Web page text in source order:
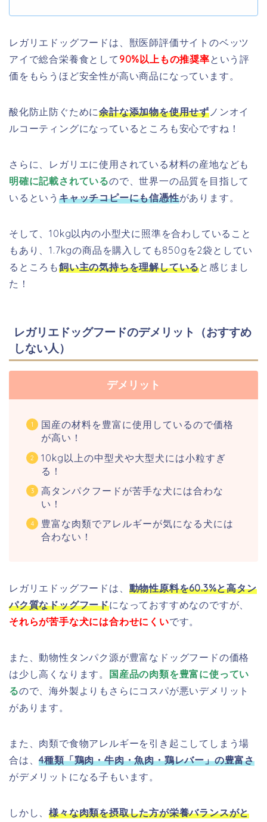
レガリエドッグフードは、獣医師評価サイトのベッツ
アイで総合栄養食として 90%以上もの推奨率という評
価をもらうほど安全性が高い商品になっています。
酸化防止防ぐために余計な添加物を使用せずノンオイ
ルコーティングになっているところも安心ですね！
さらに、レガリエに使用されている材料の産地なども
明確に記載されているので、世界一の品質を目指して
いるという キャッチコピーにも信憑性があります。
そして、10kg以内の小型犬に照準を合わしていること
もあり、1.7kgの商品を購入しても850gを2袋としてい
るところも飼い主の気持ちを理解していると感じまし
た！
レガリエドッグフードのデメリット（おすすめ
しない人）
デメリット
国産の材料を豊富に使用しているので価格
が高い！
10kg以上の中型犬や大型犬には小粒すぎ
る！
高タンパクフードが苦手な犬には合わな
い！
豊富な肉類でアレルギーが気になる犬には
合わない！
レガリエドッグフードは、 動物性原料を60.3%と高タン
パク質なドッグフードになっておすすめなのですが、
それらが苦手な犬には合わせにくいです。
また、動物性タンパク源が豊富なドッグフードの価格
は少し高くなります。
国産品の肉類を豊富に使ってい
るので、海外製よりもさらにコスパが悪いデメリット
があります。
また、肉類で食物アレルギーを引き起こしてしまう場
合は、4種類「鶏肉・牛肉・魚肉・鶏レバー」の豊富さ
がデメリットになる子もいます。
しかし、様々な肉類を摂取した方が栄養バランスがと